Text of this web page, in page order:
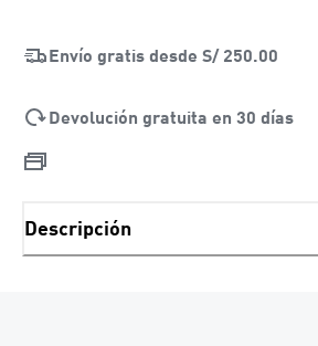
Envío gratis desde S/ 250.00
Devolución gratuita en 30 días
Descripción